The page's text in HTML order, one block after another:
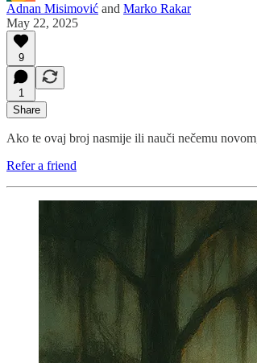
Adnan Misimović and Marko Rakar
May 22, 2025
9
1
Share
Ako te ovaj broj nasmije ili nauči nečemu
Refer a friend